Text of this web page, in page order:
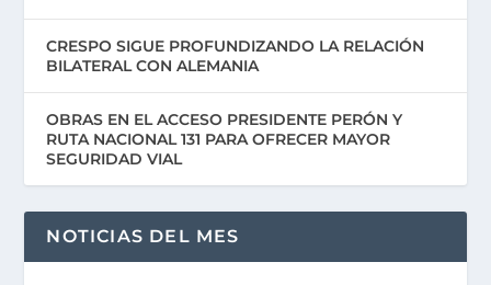
CRESPO SIGUE PROFUNDIZANDO LA RELACIÓN
BILATERAL CON ALEMANIA
OBRAS EN EL ACCESO PRESIDENTE PERÓN Y
RUTA NACIONAL 131 PARA OFRECER MAYOR
SEGURIDAD VIAL
NOTICIAS DEL MES